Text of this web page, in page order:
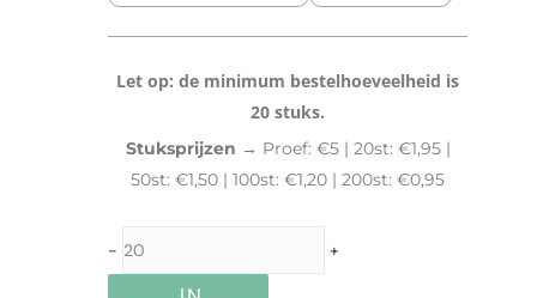
Let op: de minimum bestelhoeveelheid is
20 stuks.
Stuksprijzen → Proef: €5 | 20st: €1,95 |
50st: €1,50 | 100st: €1,20 | 200st: €0,95
- +